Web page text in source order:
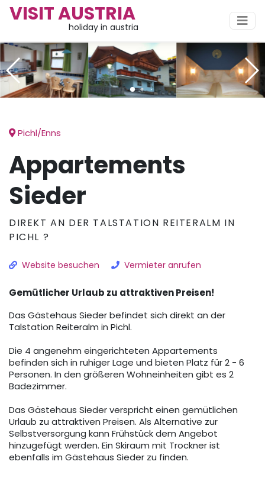
VISIT AUSTRIA
holiday in austria
Pichl/Enns
Appartements
Sieder
DIREKT AN DER TALSTATION REITERALM IN
PICHL ?
Website besuchen Vermieter anrufen
Gemütlicher Urlaub zu attraktiven Preisen!
Das Gästehaus Sieder befindet sich direkt an der
Talstation Reiteralm in Pichl.
Die 4 angenehm eingerichteten Appartements
befinden sich in ruhiger Lage und bieten Platz für 2 - 6
Personen. In den größeren Wohneinheiten gibt es 2
Badezimmer.
Das Gästehaus Sieder verspricht einen gemütlichen
Urlaub zu attraktiven Preisen. Als Alternative zur
Selbstversorgung kann Frühstück dem Angebot
hinzugefügt werden. Ein Skiraum mit Trockner ist
ebenfalls im Gästehaus Sieder zu finden.